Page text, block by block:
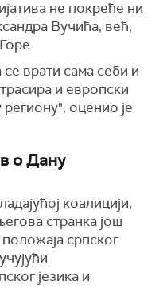
не покреће ни
Вучића, већ,
врати сама себи и
и европски
оценио је
о Дану
коалицији,
странка још
српског
језика и